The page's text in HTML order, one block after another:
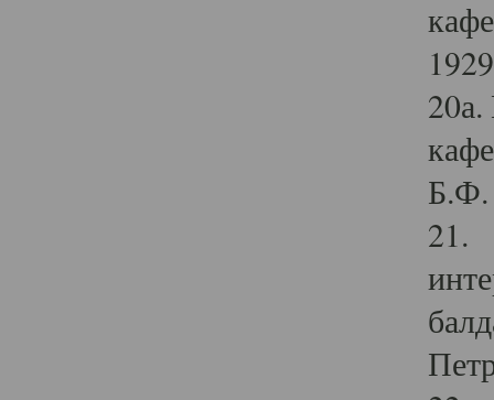
Б.Ф.
21.